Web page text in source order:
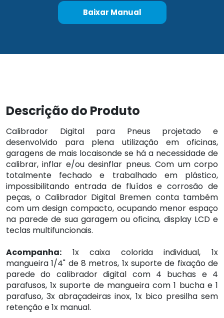
Baixar Manual
Descrição do Produto
Calibrador Digital para Pneus projetado e
desenvolvido para plena utilização em oficinas,
garagens de mais locaisonde se há a necessidade de
calibrar, inflar e/ou desinflar pneus. Com um corpo
totalmente fechado e trabalhado em plástico,
impossibilitando entrada de fluídos e corrosão de
peças, o Calibrador Digital Bremen conta também
com um design compacto, ocupando menor espaço
na parede de sua garagem ou oficina, display LCD e
teclas multifuncionais.
Acompanha: 1x caixa colorida individual, 1x
mangueira 1/4" de 8 metros, 1x suporte de fixação de
parede do calibrador digital com 4 buchas e 4
parafusos, 1x suporte de mangueira com 1 bucha e 1
parafuso, 3x abraçadeiras inox, 1x bico presilha sem
retenção e 1x manual.